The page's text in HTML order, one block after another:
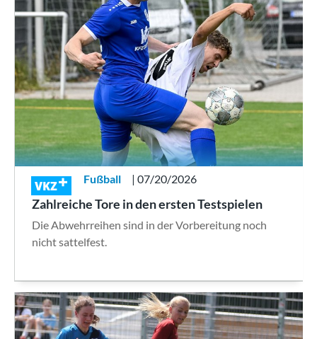
VKZ Fußball | 07/20/2026
Zahlreiche Tore in den ersten Testspielen
Die Abwehrreihen sind in der Vorbereitung noch
nicht sattelfest.